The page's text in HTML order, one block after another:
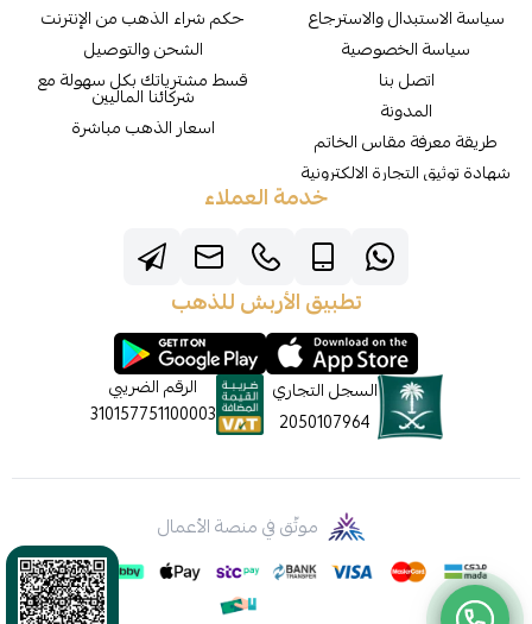
سياسة الاستبدال والاسترجاع
سياسة الخصوصية
اتصل بنا
المدونة
طريقة معرفة مقاس الخاتم
شهادة توثيق التجارة الالكترونية
حكم شراء الذهب من الإنترنت
الشحن والتوصيل
قسط مشترياتك بكل سهولة مع
شركائنا الماليين
اسعار الذهب مباشرة
خدمة العملاء
تطبيق الأربش للذهب
السجل التجاري
2050107964
الرقم الضريبي
310157751100003
موثّق في منصة الأعمال